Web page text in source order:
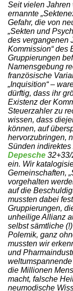
Seit vielen Jahren
ernannte
Gefahr, die von
„Sekten und
des vergangenen
Kommission“ des
Gruppierungen
Namensgebung
französische
„Inquisition“ –
dürftig, dass ihr
Existenz der
Steuerzahler zu
wissen, dass
können, auf
hervorzubringen,
Sünden
Depesche
ein. Wir
Gemeinschaften,
vorgehalten
auf die
mussten dabei
Gruppierungen,
unheilige Allianz
selbst sämtliche
Polemik, ganz
mussten wir
und
die Millionen
macht, falsche
neumodische